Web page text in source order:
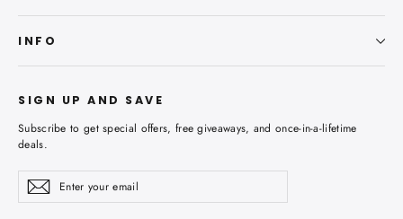
INFO
SIGN UP AND SAVE
Subscribe to get special offers, free giveaways, and once-in-a-lifetime
deals.
Enter
your
email
SubscribeSubscribe